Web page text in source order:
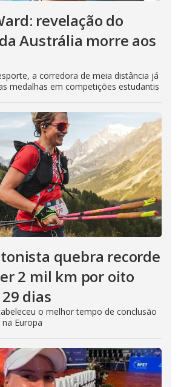
revelação do
Austrália morre aos
a corredora de meia distância já
medalhas em competições estudantis
quebra recorde
2 mil km por oito
dias
o melhor tempo de conclusão
Europa